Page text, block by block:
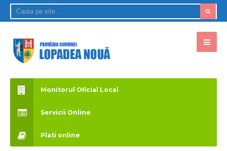
Monitorul Oficial Local
Servicii Online
Plati online